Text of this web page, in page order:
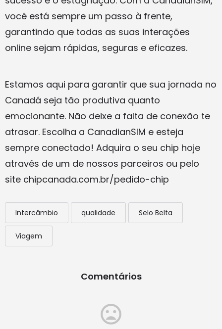
você está sempre um passo à frente,
garantindo que todas as suas interações
online sejam rápidas, seguras e eficazes.
Estamos aqui para garantir que sua jornada no
Canadá seja tão produtiva quanto
emocionante. Não deixe a falta de conexão te
atrasar. Escolha a CanadianSIM e esteja
sempre conectado! Adquira o seu chip hoje
através de um de nossos parceiros ou pelo
site chipcanada.com.br/pedido-chip
Intercâmbio qualidade Selo Belta
Viagem
Comentários